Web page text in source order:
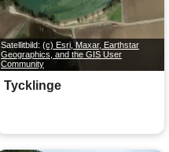
Satellitbild: (c) Esri, Maxar, Earthstar
Geographics, and the GIS User
Community
Tycklinge